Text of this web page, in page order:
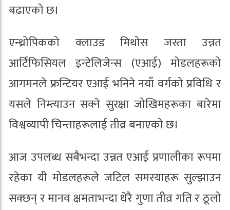
बढाएको छ।
एन्थ्रोपिकको क्लाउड मिथोस जस्ता उन्नत
आर्टिफिसियल इन्टेलिजेन्स (एआई) मोडलहरूको
आगमनले फ्रन्टियर एआई भनिने नयाँ वर्गको प्रविधि र
यसले निम्त्याउन सक्ने सुरक्षा जोखिमहरूका बारेमा
विश्वव्यापी चिन्ताहरूलाई तीव्र बनाएको छ।
आज उपलब्ध सबैभन्दा उन्नत एआई प्रणालीका रूपमा
रहेका यी मोडलहरूले जटिल समस्याहरू सुल्झाउन
सक्छन् र मानव क्षमताभन्दा धेरै गुणा तीव्र गति र ठूलो